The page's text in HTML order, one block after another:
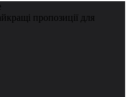
пропозиції для